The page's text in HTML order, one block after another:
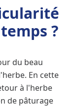
?
du beau
En cette
à l'herbe
de pâturage